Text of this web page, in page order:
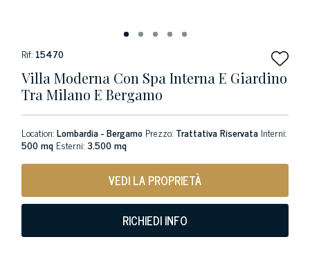
Rif: 15470
Villa Moderna Con Spa Interna E Giardino
Tra Milano E Bergamo
Location:Lombardia - Bergamo Prezzo: Trattativa Riservata Interni:
500 mq Esterni:3.500 mq
VEDI LA PROPRIETÀ
RICHIEDI INFO